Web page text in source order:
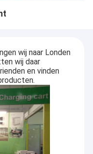
wij naar Londen
wij daar
en vinden